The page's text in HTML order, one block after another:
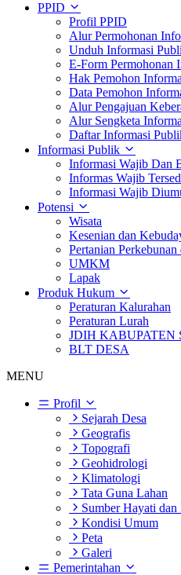
PPID
Profil PPID
Alur Permohonan
Unduh Informasi
E-Form Permohonan
Hak Pemohon
Data Pemohon
Alur Pengajuan
Alur Sengketa
Daftar Informasi
Informasi Publik
Informasi Wajib Dan
Informas Wajib
Informasi Wajib
Potensi
Wisata
Kesenian dan
Pertanian Perkebunan
UMKM
Lapak
Produk Hukum
Peraturan Kalurahan
Peraturan Lurah
JDIH KABUPATEN
BLT DESA
MENU
Profil
Sejarah Desa
Geografis
Topografi
Geohidrologi
Klimatologi
Tata Guna Lahan
Sumber Hayati
Kondisi Umum
Peta
Galeri
Pemerintahan